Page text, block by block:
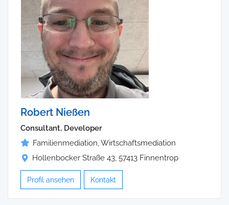
Robert Nießen
Consultant, Developer
Familienmediation, Wirtschaftsmediation
Hollenbocker Straße 43, 57413 Finnentrop
Profil ansehen Kontakt